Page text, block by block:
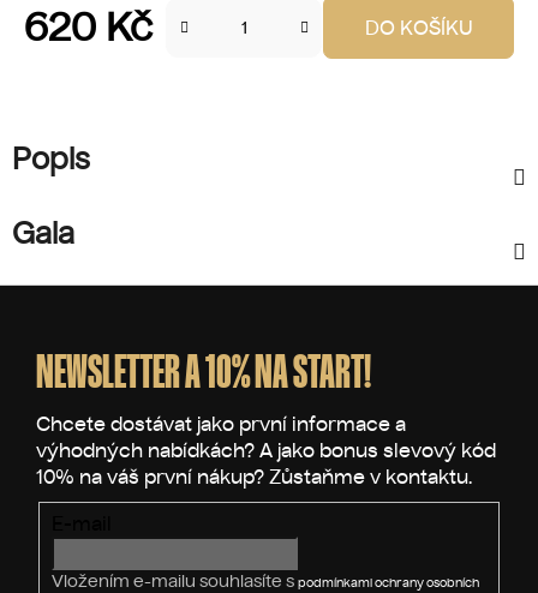
620 Kč DO KOŠÍKU
Popis
Gala
NEWSLETTER A 10% NA START!
Vložením e-mailu souhlasíte s podmínkami ochrany osobních